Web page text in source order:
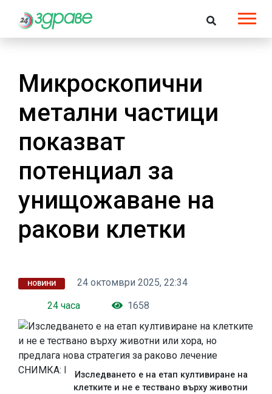
Микроскопични
метални частици
показват
потенциал за
унищожаване на
ракови клетки
НОВИНИ
24 октомври 2025, 22:34
24 часа
1658
Изследването е на етап култивиране на
клетките и не е тествано върху животни